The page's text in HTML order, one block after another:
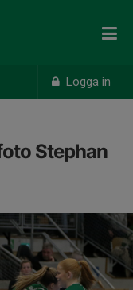
Logga in
Stephan